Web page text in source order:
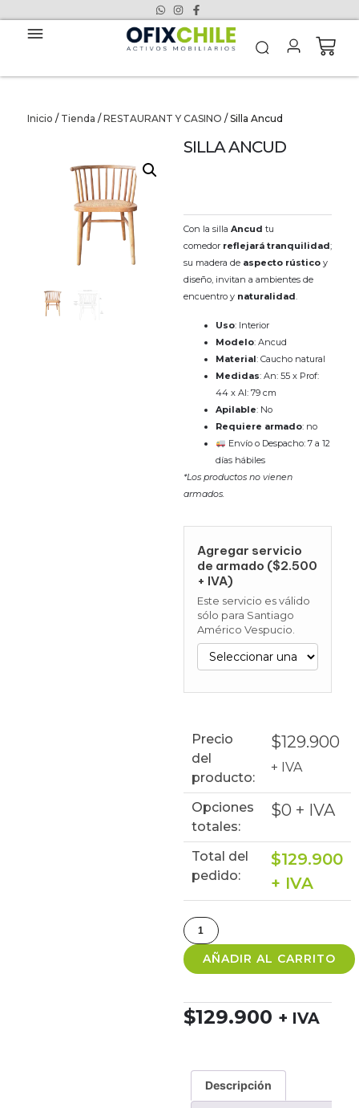
Inicio / Tienda / RESTAURANT Y CASINO / Silla Ancud
SILLA ANCUD
Con la sillaAncud tu
comedor reflejará tranquilidad;
su madera de aspecto rústico y
diseño, invitan a ambientes de
encuentro y naturalidad.
Uso: Interior
Modelo: Ancud
Material: Caucho natural
Medidas: An: 55 x Prof:
44 x Al: 79 cm
Apilable: No
Requiere armado: no
Envío o Despacho: 7 a 12
días hábiles
*Los productos no vienen
armados.
Agregar servicio
de armado ($2.500
+ IVA)
Este servicio es válido
sólo para Santiago
Américo Vespucio.
Precio
del
producto:
$129.900
+ IVA
Opciones
totales:
$0 + IVA
Total del
pedido:
$129.900
+ IVA
AÑADIR AL CARRITO
$129.900 + IVA
Descripción